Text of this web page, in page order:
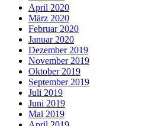
April 2020
März 2020
Februar 2020
Januar 2020
Dezember 2019
November 2019
Oktober 2019
September 2019
Juli 2019
Juni 2019
Mai 2019